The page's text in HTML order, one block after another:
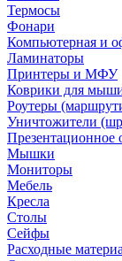
Термосы
Фонари
Компьютерная и
Ламинаторы
Принтеры и МФУ
Коврики для
Роутеры
Уничтожители
Презентационное
Мышки
Мониторы
Мебель
Кресла
Столы
Сейфы
Расходные